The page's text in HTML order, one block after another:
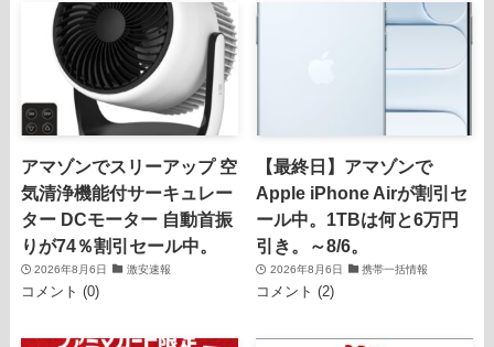
アマゾンでスリーアップ 空
気清浄機能付サーキュレー
ター DCモーター 自動首振
りが74％割引セール中。
2026年8月6日 激安速報
コメント (0)
【最終日】アマゾンで
Apple iPhone Airが割引セ
ール中。1TBは何と6万円
引き。～8/6。
2026年8月6日 携帯一括情報
コメント (2)